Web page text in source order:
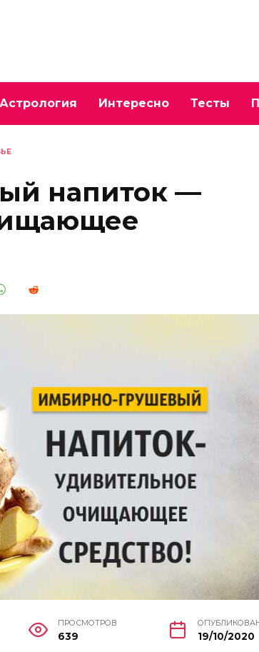
Астрология Интересно Тесты
напиток —
ПРОСМОТРОВ
639 19/10/2020